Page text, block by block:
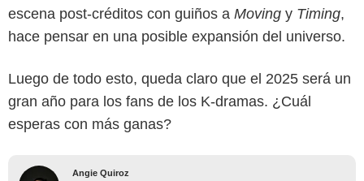
escena post-créditos con guiños a Moving y Timing,
hace pensar en una posible expansión del universo.
Luego de todo esto, queda claro que el 2025 será un
gran año para los fans de los K-dramas. ¿Cuál
esperas con más ganas?
Angie Quiroz